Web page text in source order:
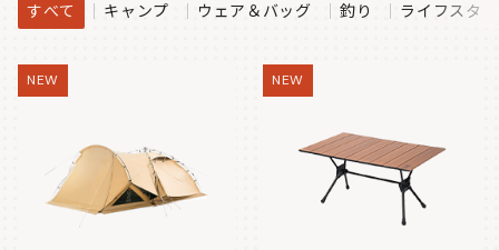
すべて キャンプ ウェア＆バッグ 釣り ライフスタ
NEW NEW